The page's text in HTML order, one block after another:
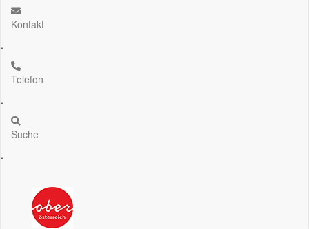
Kontakt
.
Telefon
.
Suche
.